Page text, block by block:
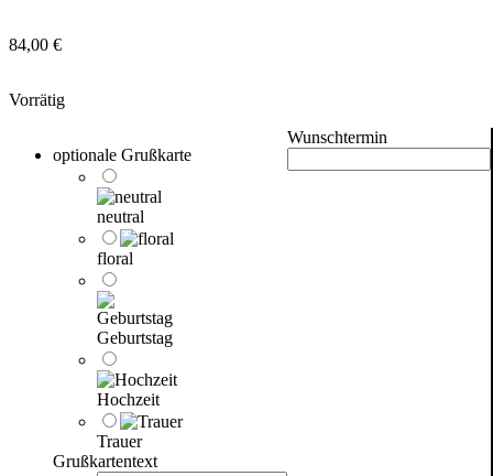
84,00 €
Vorrätig
optionale Grußkarte
neutral
floral
Geburtstag
Hochzeit
Trauer
Grußkartentext
Wunschtermin